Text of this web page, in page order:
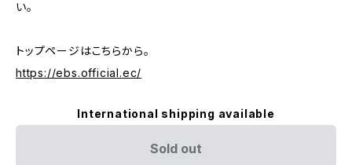
い。
トップページはこちらから。
https://ebs.official.ec/
International shipping available
Sold out